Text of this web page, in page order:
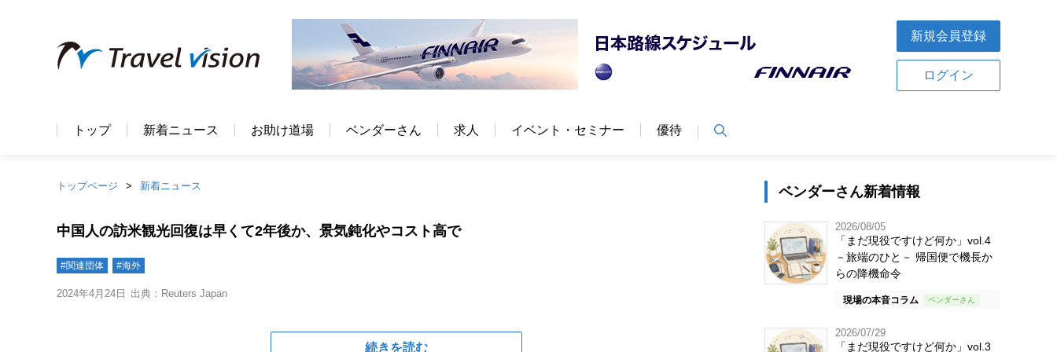
新規会員登録
ログイン
トップ 新着ニュース お助け道場 ベンダーさん 求人 イベント・セミナー 優待
トップページ 新着ニュース
中国人の訪米観光回復は早くて2年後か、景気鈍化やコスト高で
#関連団体 #海外
2024年4月24日 出典：Reuters Japan
続きを読む
ベンダーさん新着情報
2026/08/05
「まだ現役ですけど何か」vol.4
－旅端のひと－ 帰国便で機長か
らの降機命令
現場の本音コラム
2026/07/29
「まだ現役ですけど何か」vol.3